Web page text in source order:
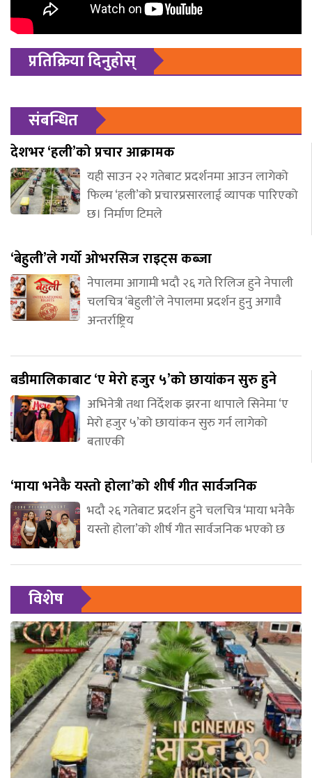
प्रतिक्रिया दिनुहोस्
संबन्धित
देशभर ‘हली’को प्रचार आक्रामक
यही साउन २२ गतेबाट प्रदर्शनमा आउन लागेको
फिल्म ‘हली’को प्रचारप्रसारलाई व्यापक पारिएको
छ। निर्माण टिमले
‘बेहुली’ले गर्यो ओभरसिज राइट्स कब्जा
नेपालमा आगामी भदौ २६ गते रिलिज हुने नेपाली
चलचित्र ‘बेहुली’ले नेपालमा प्रदर्शन हुनु अगावै
अन्तर्राष्ट्रिय
बडीमालिकाबाट ‘ए मेरो हजुर ५’को छायांकन सुरु हुने
अभिनेत्री तथा निर्देशक झरना थापाले सिनेमा ‘ए
मेरो हजुर ५’को छायांकन सुरु गर्न लागेको
बताएकी
‘माया भनेकै यस्तो होला’को शीर्ष गीत सार्वजनिक
भदौ २६ गतेबाट प्रदर्शन हुने चलचित्र ‘माया भनेकै
यस्तो होला’को शीर्ष गीत सार्वजनिक भएको छ
विशेष